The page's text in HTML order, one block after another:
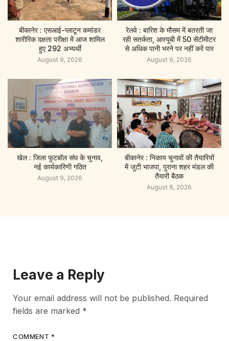
बीकानेर : एसआई-प्लाटून कमांडर
शारीरिक दक्षता परीक्षा में आज शामिल
हुए 292 अभ्यर्थी
August 9, 2026
रेलवे : बारिश के मौसम में बतरती जा
रही सतर्कता, आरयूबी मेंं 50 सेंटीमीटर
से अधिक पानी भरने पर नहीं करें पार
August 9, 2026
खेल : जिला फुटबॉल संघ के चुनाव,
नई कार्यकारिणी गठित
August 9, 2026
बीकानेर : निकाय चुनावों की तैयारियों
में जुटी भाजपा, पुराना शहर मंडल की
तैयारी बैठक
August 8, 2026
Leave a Reply
Your email address will not be published. Required
fields are marked *
COMMENT *